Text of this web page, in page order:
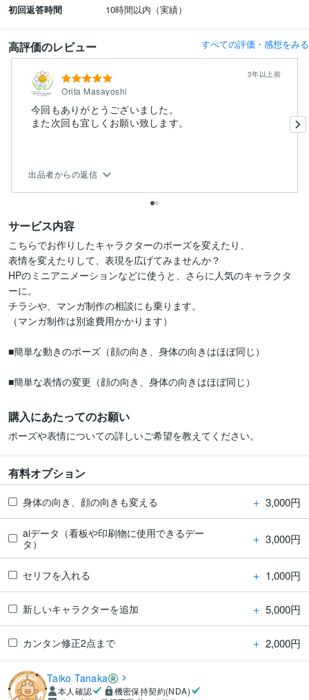
初回返答時間
10時間以内（実績）
高評価のレビュー すべての評価・感想をみる
Orita Masayoshi
3年以上前
今回もありがとうございました。
また次回も宜しくお願い致します。
出品者からの返信
サービス内容
こちらでお作りしたキャラクターのポーズを変えたり、
表情を変えたりして、表現を広げてみませんか？
HPのミニアニメーションなどに使うと、さらに人気のキャラクタ
ーに。
チラシや、マンガ制作の相談にも乗ります。
（マンガ制作は別途費用かかります）
■簡単な動きのポーズ（顔の向き、身体の向きはほぼ同じ）
■簡単な表情の変更（顔の向き、身体の向きはほぼ同じ）
購入にあたってのお願い
ポーズや表情についての詳しいご希望を教えてください。
有料オプション
身体の向き、顔の向きも変える ＋ 3,000円
aiデータ（看板や印刷物に使用できるデー
タ）
＋ 3,000円
セリフを入れる ＋ 1,000円
新しいキャラクターを追加 ＋ 5,000円
カンタン修正2点まで ＋ 2,000円
Taiko Tanaka
本人確認
機密保持契約(NDA)